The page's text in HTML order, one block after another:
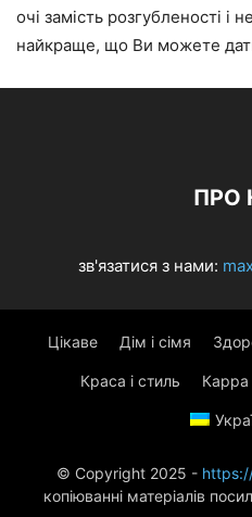
очі замість розгубленості і
найкраще, що Ви можете
ПРО
зв'язатися з нами:
Цікаве Дім і сімя
Краса і стиль Карра
© Copyright 2025 -
копіюванні матеріалів